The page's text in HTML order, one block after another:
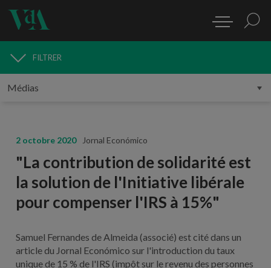
MÉDIAS
FILTRER
2 octobre 2020 Jornal Económico
"La contribution de solidarité est
la solution de l'Initiative libérale
pour compenser l'IRS à 15%"
Samuel Fernandes de Almeida (associé) est cité dans un
article du Jornal Económico sur l'introduction du taux
unique de 15 % de l'IRS (impôt sur le revenu des personnes